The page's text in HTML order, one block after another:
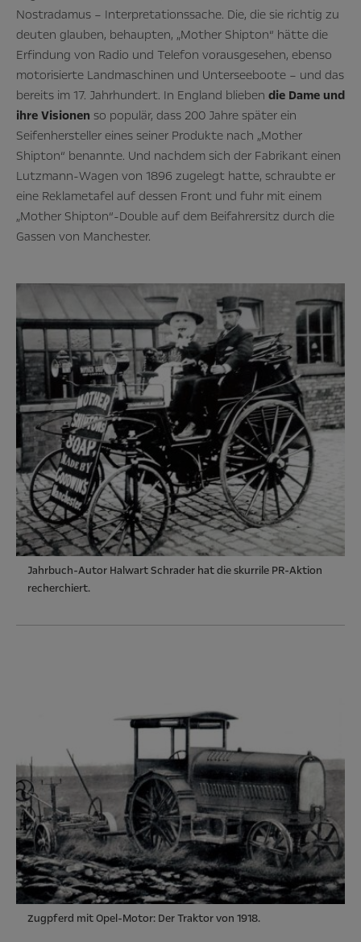
Nostradamus – Interpretationssache. Die, die sie richtig zu
deuten glauben, behaupten, „Mother Shipton“ hätte die
Erfindung von Radio und Telefon vorausgesehen, ebenso
motorisierte Landmaschinen und Unterseeboote – und das
bereits im 17. Jahrhundert. In England blieben die Dame und
ihre Visionen so populär, dass 200 Jahre später ein
Seifenhersteller eines seiner Produkte nach „Mother
Shipton“ benannte. Und nachdem sich der Fabrikant einen
Lutzmann-Wagen von 1896 zugelegt hatte, schraubte er
eine Reklametafel auf dessen Front und fuhr mit einem
„Mother Shipton“-Double auf dem Beifahrersitz durch die
Gassen von Manchester.
Jahrbuch-Autor Halwart Schrader hat die skurrile PR-Aktion
recherchiert.
Zugpferd mit Opel-Motor: Der Traktor von 1918.